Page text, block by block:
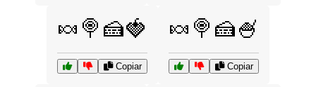
🍬🍭🍰🍓
Copiar
🍬🍭🍰🍧
Copiar